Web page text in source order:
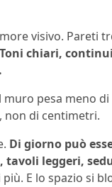
visivo. Pareti
Toni chiari,
pesa meno
non di centimetri.
Di giorno può
leggeri,
E lo spazio si